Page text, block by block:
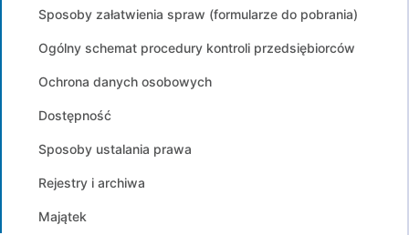
Sposoby załatwienia spraw (formularze do pobrania)
Ogólny schemat procedury kontroli przedsiębiorców
Ochrona danych osobowych
Dostępność
Sposoby ustalania prawa
Rejestry i archiwa
Majątek